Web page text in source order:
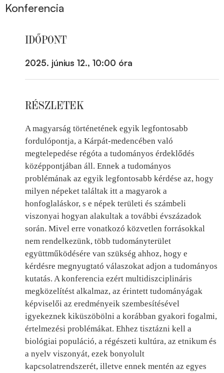
Konferencia
IDŐPONT
2025. június 12., 10:00 óra
RÉSZLETEK
A magyarság történetének egyik legfontosabb
fordulópontja, a Kárpát-medencében való
megtelepedése régóta a tudományos érdeklődés
középpontjában áll. Ennek a tudományos
problémának az egyik legfontosabb kérdése az, hogy
milyen népeket találtak itt a magyarok a
honfoglaláskor, s e népek területi és számbeli
viszonyai hogyan alakultak a további évszázadok
során. Mivel erre vonatkozó közvetlen forrásokkal
nem rendelkezünk, több tudományterület
együttműködésére van szükség ahhoz, hogy e
kérdésre megnyugtató válaszokat adjon a tudományos
kutatás. A konferencia ezért multidiszciplináris
megközelítést alkalmaz, az érintett tudományágak
képviselői az eredményeik szembesítésével
igyekeznek kiküszöbölni a korábban gyakori fogalmi,
értelmezési problémákat. Ehhez tisztázni kell a
biológiai populáció, a régészeti kultúra, az etnikum és
a nyelv viszonyát, ezek bonyolult
kapcsolatrendszerét, illetve ennek mentén az egyes